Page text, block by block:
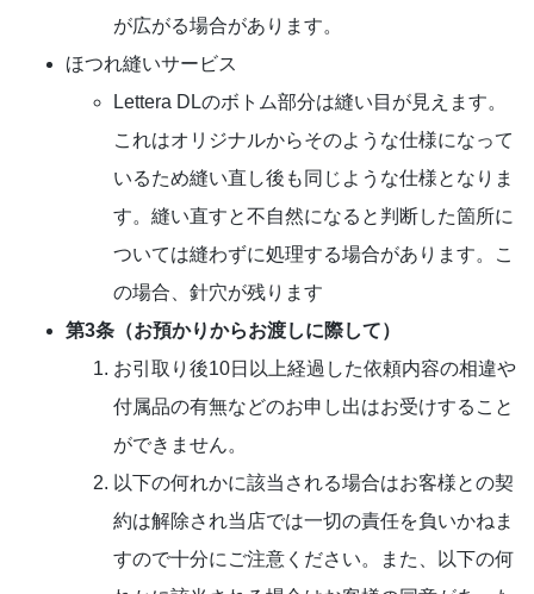
が広がる場合があります。
ほつれ縫いサービス
Lettera DLのボトム部分は縫い目が見えます。
これはオリジナルからそのような仕様になって
いるため縫い直し後も同じような仕様となりま
す。縫い直すと不自然になると判断した箇所に
ついては縫わずに処理する場合があります。こ
の場合、針穴が残ります
第3条（お預かりからお渡しに際して）
お引取り後10日以上経過した依頼内容の相違や
付属品の有無などのお申し出はお受けすること
ができません。
以下の何れかに該当される場合はお客様との契
約は解除され当店では一切の責任を負いかねま
すので十分にご注意ください。また、以下の何